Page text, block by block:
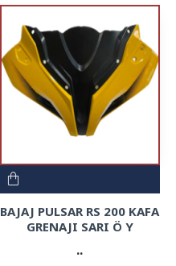
BAJAJ PULSAR RS 200 KAFA
GRENAJI SARI Ö Y
..